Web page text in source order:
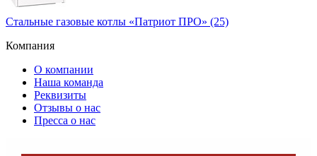
Стальные газовые котлы «Патриот ПРО» (25)
Компания
О компании
Наша команда
Реквизиты
Отзывы о нас
Пресса о нас